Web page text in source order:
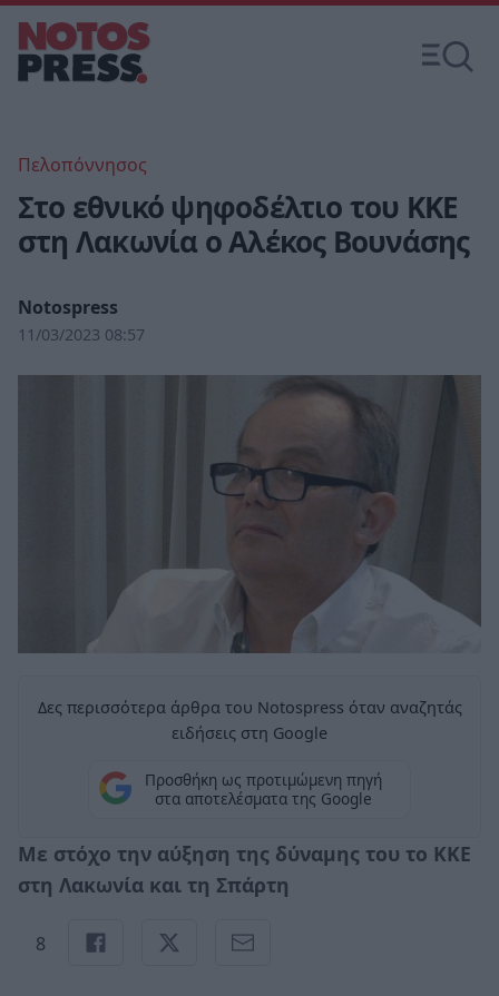
Πελοπόννησος
Στο εθνικό ψηφοδέλτιο του ΚΚΕ
στη Λακωνία ο Αλέκος Βουνάσης
Notospress
11/03/2023 08:57
Δες περισσότερα άρθρα του Notospress όταν αναζητάς
ειδήσεις στη Google
Προσθήκη ως προτιμώμενη πηγή
στα αποτελέσματα της Google
Με στόχο την αύξηση της δύναμης του το ΚΚΕ
στη Λακωνία και τη Σπάρτη
8